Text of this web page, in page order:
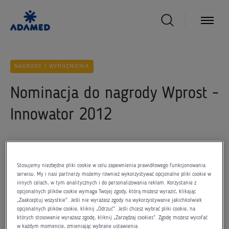
NAGRODY I WYRÓŻNIENIA
Nominacja do nagrody Wprost -
Innowator 2012
Wśród polskich firm farmaceutyczno – medycznych,
Grupa Adamed znalazła się w gronie nominowanych.
Stosujemy niezbędne pliki cookie w celu zapewnienia prawidłowego funkcjonowania
serwisu. My i nasi partnerzy możemy również wykorzystywać opcjonalne pliki cookie w
innych celach, w tym analitycznych i do personalizowania reklam. Korzystanie z
opcjonalnych plików cookie wymaga Twojej zgody, którą możesz wyrazić, klikając
„Zaakceptuj wszystkie”. Jeśli nie wyrażasz zgody na wykorzystywanie jakichkolwiek
opcjonalnych plików cookie, kliknij „Odrzuć”. Jeśli chcesz wybrać pliki cookie, na
których stosowanie wyrażasz zgodę, kliknij „Zarządzaj cookies”. Zgodę możesz wycofać
w każdym momencie, zmieniając wybrane ustawienia.